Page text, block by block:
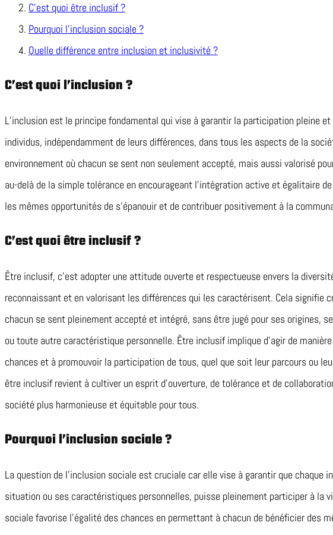
C’est quoi être inclusif ?
Pourquoi l’inclusion sociale ?
Quelle différence entre inclusion et inclusivité ?
C’est quoi l’inclusion ?
L’inclusion est le principe fondamental qui vise à garantir la participation pleine
individus, indépendamment de leurs différences, dans tous les aspects de la
environnement où chacun se sent non seulement accepté, mais aussi valorisé
au-delà de la simple tolérance en encourageant l’intégration active et égalitaire
les mêmes opportunités de s’épanouir et de contribuer positivement à la
C’est quoi être inclusif ?
Être inclusif, c’est adopter une attitude ouverte et respectueuse envers la
reconnaissant et en valorisant les différences qui les caractérisent. Cela signifie
chacun se sent pleinement accepté et intégré, sans être jugé pour ses origines,
ou toute autre caractéristique personnelle. Être inclusif implique d’agir de
chances et à promouvoir la participation de tous, quel que soit leur parcours ou
être inclusif revient à cultiver un esprit d’ouverture, de tolérance et de
société plus harmonieuse et équitable pour tous.
Pourquoi l’inclusion sociale ?
La question de l’inclusion sociale est cruciale car elle vise à garantir que chaque
situation ou ses caractéristiques personnelles, puisse pleinement participer à la
sociale favorise l’égalité des chances en permettant à chacun de bénéficier des